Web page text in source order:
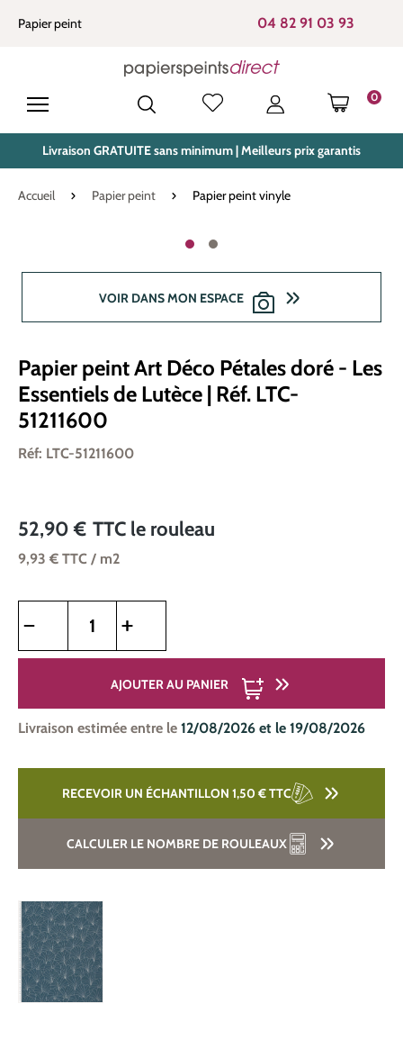
principal
Papier peint 04 82 91 03 93
0
LE
Livraison GRATUITE sans minimum | Meilleurs prix garantis
Accueil Papier peint Papier peint vinyle
VOIR DANS MON ESPACE
Papier peint Art Déco Pétales doré - Les
Essentiels de Lutèce | Réf. LTC-
51211600
Réf: LTC-51211600
52,90 € TTC le rouleau
9,93 € TTC / m2
AJOUTER AU PANIER
Livraison estimée entre le 12/08/2026 et le 19/08/2026
RECEVOIR UN ÉCHANTILLON 1,50 €TTC
CALCULER LE NOMBRE DE ROULEAUX